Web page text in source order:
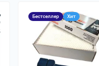
Бестселлер Хит